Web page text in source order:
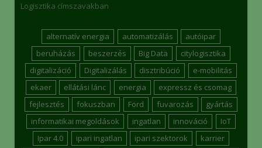
Logisztika címszavakban
alternatív energia automatizálás
autóipar
beruházás
beszerzés Big Data
citylogisztika
digitalizáció
Digitalizálás disztribúció
e-mobilitás
ekaer
ellátási lánc energia
expressz és csomag
fejlesztés
fokuszban Ford fuvarozás
gyártás
informatikai megoldások
ingatlan innováció
IoT
Ipar 4.0
ipari ingatlan ipari szektorok
karrier